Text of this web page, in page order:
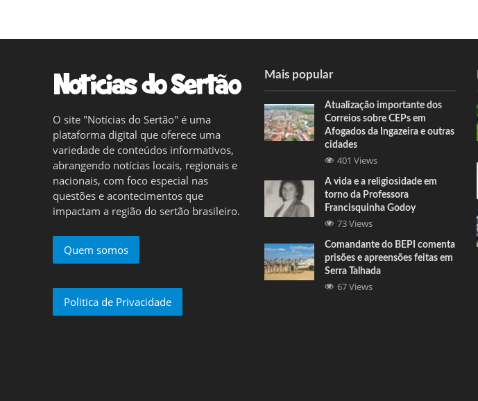
O site "Notícias do Sertão" é uma
plataforma digital que oferece uma
variedade de conteúdos informativos,
abrangendo notícias locais, regionais e
nacionais, com foco especial nas
questões e acontecimentos que
impactam a região do sertão brasileiro.
Quem somos
Politica de Privacidade
Mais popular
Atualização importante dos
Correios sobre CEPs em
Afogados da Ingazeira e outras
cidades
401 Views
A vida e a religiosidade em
torno da Professora
Francisquinha Godoy
73 Views
Comandante do BEPI comenta
prisões e apreensões feitas em
Serra Talhada
67 Views